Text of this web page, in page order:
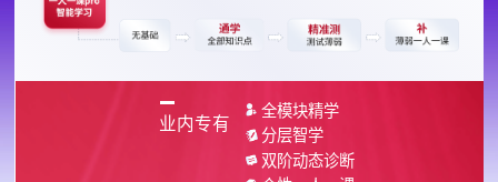
业内专有
全模块精学
分层智学
双阶动态诊断